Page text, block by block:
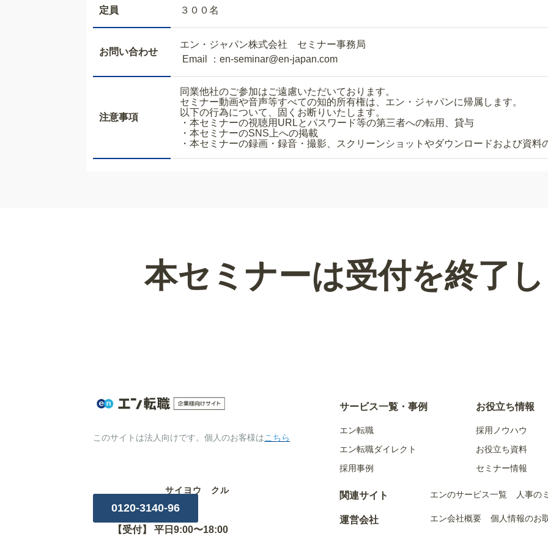
定員 ３００名
お問い合わせ
エン・ジャパン株式会社 セミナー事務局
Email ：en-seminar@en-japan.com
注意事項
同業他社のご参加はご遠慮いただいております。
セミナー動画や音声等すべての知的所有権は、エン・ジャパンに帰属します。
以下の行為について、固くお断りいたします。
・本セミナーの視聴用URLとパスワード等の第三者への転用、貸与
・本セミナーのSNS上への掲載
・本セミナーの録画・録音・撮影、スクリーンショットやダウンロードおよび資料
本セミナーは受付を終了
このサイトは法人向けです。個人のお客様はこちら
サービス一覧・事例
エン転職
エン転職ダイレクト
採用事例
お役立ち情報
採用ノウハウ
お役立ち資料
セミナー情報
サイヨウ クル
0120-3140-96
【受付】 平日9:00〜18:00
関連サイト
運営会社
エンのサービス一覧 人事の
エン会社概要 個人情報のお